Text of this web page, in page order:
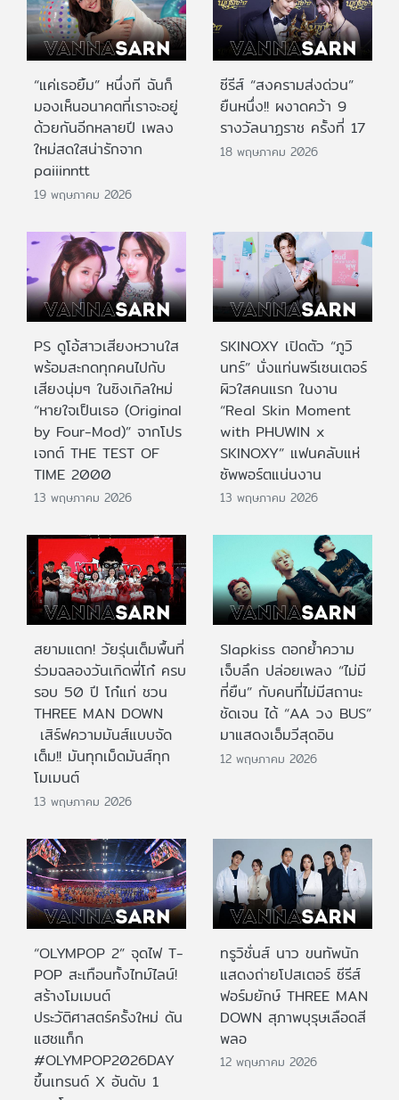
“แค่เธอยิ้ม” หนึ่งที ฉันก็
มองเห็นอนาคตที่เราจะอยู่
ด้วยกันอีกหลายปี เพลง
ใหม่สดใสน่ารักจาก
paiiinntt
19 พฤษภาคม 2026
ซีรีส์ “สงครามส่งด่วน”
ยืนหนึ่ง!! ผงาดคว้า 9
รางวัลนาฏราช ครั้งที่ 17
18 พฤษภาคม 2026
PS ดูโอ้สาวเสียงหวานใส
พร้อมสะกดทุกคนไปกับ
เสียงนุ่มๆ ในซิงเกิลใหม่
“หายใจเป็นเธอ (Original
by Four-Mod)” จากโปร
เจกต์ THE TEST OF
TIME 2000
13 พฤษภาคม 2026
SKINOXY เปิดตัว “ภูวิ
นทร์” นั่งแท่นพรีเซนเตอร์
ผิวใสคนแรก ในงาน
“Real Skin Moment
with PHUWIN x
SKINOXY” แฟนคลับแห่
ซัพพอร์ตแน่นงาน
13 พฤษภาคม 2026
สยามแตก! วัยรุ่นเต็มพื้นที่
ร่วมฉลองวันเกิดพี่โก๋ ครบ
รอบ 50 ปี โก๋แก่ ชวน
THREE MAN DOWN
เสิร์ฟความมันส์แบบจัด
เต็ม!! มันทุกเม็ดมันส์ทุก
โมเมนต์
13 พฤษภาคม 2026
Slapkiss ตอกย้ำความ
เจ็บลึก ปล่อยเพลง “ไม่มี
ที่ยืน” กับคนที่ไม่มีสถานะ
ชัดเจน ได้ “AA วง BUS”
มาแสดงเอ็มวีสุดอิน
12 พฤษภาคม 2026
“OLYMPOP 2” จุดไฟ T-
POP สะเทือนทั้งไทม์ไลน์!
สร้างโมเมนต์
ประวัติศาสตร์ครั้งใหม่ ดัน
แฮชแท็ก
#OLYMPOP2026DAY
ขึ้นเทรนด์ X อันดับ 1
ทรูวิชั่นส์ นาว ขนทัพนัก
แสดงถ่ายโปสเตอร์ ซีรีส์
ฟอร์มยักษ์ THREE MAN
DOWN สุภาพบุรุษเลือดสี
พลอ
12 พฤษภาคม 2026